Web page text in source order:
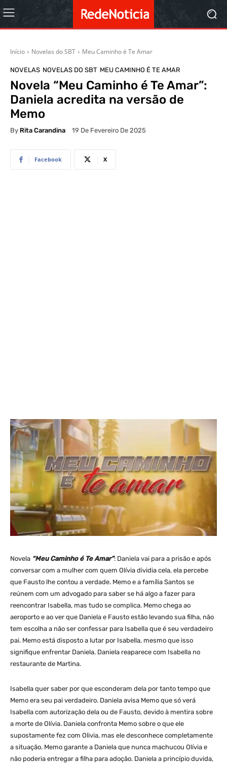
Início Novelas do SBT Meu Caminho é Te Amar
NOVELAS NOVELAS DO SBT MEU CAMINHO É TE AMAR
Novela “Meu Caminho é Te Amar”:
Daniela acredita na versão de
Memo
By Rita Carandina 19 De Fevereiro De 2025
Facebook X
Novela “Meu Caminho é Te Amar”: Daniela vai para a prisão e após
conversar com a mulher com quem Olívia dividia cela, ela percebe
que Fausto lhe contou a verdade. Memo e a família Santos se
reúnem com um advogado para saber se há algo a fazer para
reencontrar Isabella, mas tudo se complica. Memo chega ao
aeroporto e ao ver que Daniela e Fausto estão levando sua filha, não
tem escolha a não ser confessar para Isabella que é seu verdadeiro
pai. Memo está disposto a lutar por Isabella, mesmo que isso
signifique enfrentar Daniela. Daniela reaparece com Isabella no
restaurante de Martina.
Isabella quer saber por que esconderam dela por tanto tempo que
Memo era seu pai verdadeiro. Daniela avisa Memo que só verá
Isabella com autorização dela ou de Fausto, devido à mentira sobre
a morte de Olívia. Daniela confronta Memo sobre o que ele
supostamente fez com Olivia, mas ele desconhece completamente
a situação. Memo garante a Daniela que nunca machucou Olívia e
não poderia entregar a filha para adoção. Daniela a princípio duvida,